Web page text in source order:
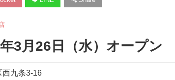
3月26日（水）オープン
九条3-16